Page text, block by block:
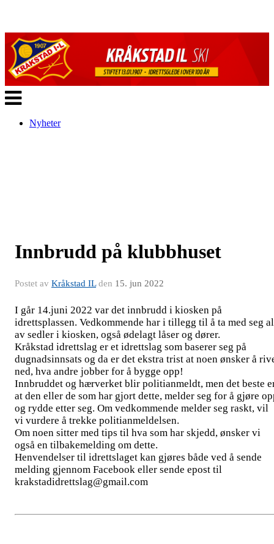
Veksle
navigasjon
Nyheter
Innbrudd på klubbhuset
Postet av Kråkstad ILden 15. jun 2022
I går 14.juni 2022 var det innbrudd i kiosken på
idrettsplassen. Vedkommende har i tillegg til å ta med seg
av sedler i kiosken, også ødelagt låser og dører.
Kråkstad idrettslag er et idrettslag som baserer seg på
dugnadsinnsats og da er det ekstra trist at noen ønsker å
ned, hva andre jobber for å bygge opp!
Innbruddet og hærverket blir politianmeldt, men det beste
at den eller de som har gjort dette, melder seg for å gjøre
og rydde etter seg. Om vedkommende melder seg raskt, vil
vi vurdere å trekke politianmeldelsen.
Om noen sitter med tips til hva som har skjedd, ønsker vi
også en tilbakemelding om dette.
Henvendelser til idrettslaget kan gjøres både ved å sende
melding gjennom Facebook eller sende epost til
krakstadidrettslag@gmail.com